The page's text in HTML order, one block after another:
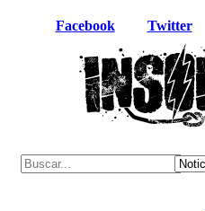
Facebook Twitter